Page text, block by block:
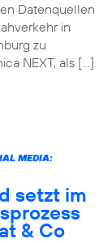
Datenquellen
in
zu
NEXT, als […]
MEDIA:
setzt im
& Co